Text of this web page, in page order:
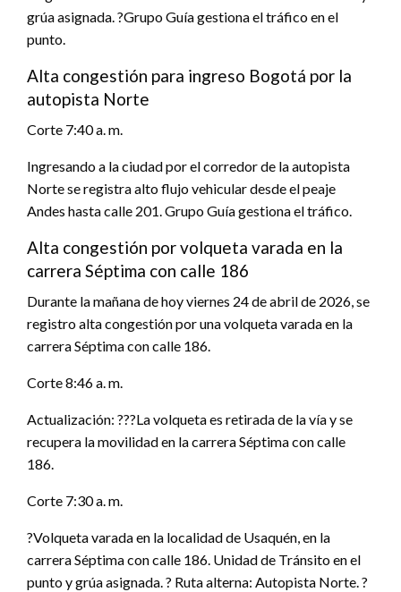
grúa asignada. ?Grupo Guía gestiona el tráfico en el
punto.
Alta congestión para ingreso Bogotá por la
autopista Norte
Corte 7:40 a. m.
Ingresando a la ciudad por el corredor de la autopista
Norte se registra alto flujo vehicular desde el peaje
Andes hasta calle 201. Grupo Guía gestiona el tráfico.
Alta congestión por volqueta varada en la
carrera Séptima con calle 186
Durante la mañana de hoy viernes 24 de abril de 2026, se
registro alta congestión por una volqueta varada en la
carrera Séptima con calle 186.
Corte 8:46 a. m.
Actualización: ???La volqueta es retirada de la vía y se
recupera la movilidad en la carrera Séptima con calle
186.
Corte 7:30 a. m.
?Volqueta varada en la localidad de Usaquén, en la
carrera Séptima con calle 186. Unidad de Tránsito en el
punto y grúa asignada. ? Ruta alterna: Autopista Norte. ?